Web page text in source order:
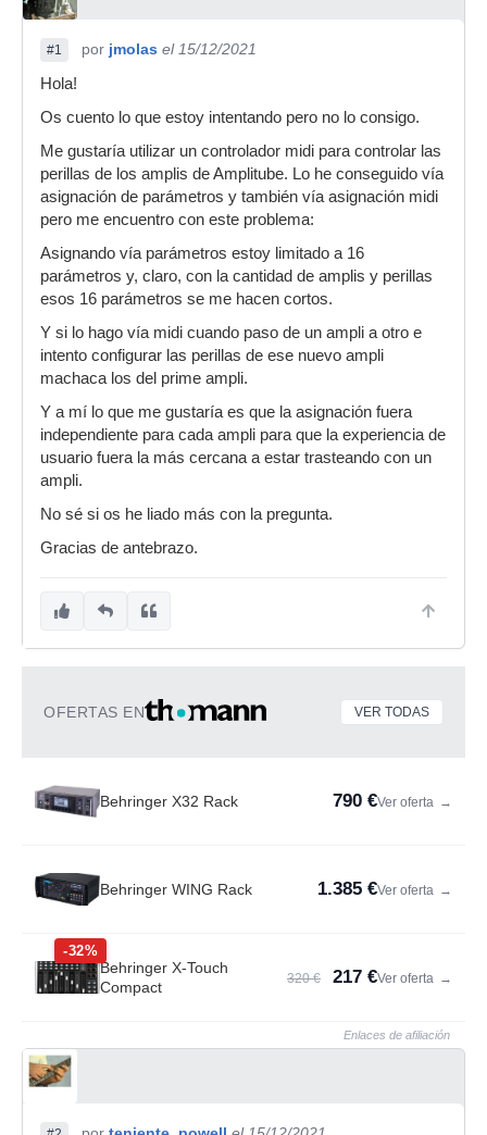
#1 por jmolas el 15/12/2021
Hola!
Os cuento lo que estoy intentando pero no lo consigo.
Me gustaría utilizar un controlador midi para controlar las
perillas de los amplis de Amplitube. Lo he conseguido vía
asignación de parámetros y también vía asignación midi
pero me encuentro con este problema:
Asignando vía parámetros estoy limitado a 16
parámetros y, claro, con la cantidad de amplis y perillas
esos 16 parámetros se me hacen cortos.
Y si lo hago vía midi cuando paso de un ampli a otro e
intento configurar las perillas de ese nuevo ampli
machaca los del prime ampli.
Y a mí lo que me gustaría es que la asignación fuera
independiente para cada ampli para que la experiencia de
usuario fuera la más cercana a estar trasteando con un
ampli.
No sé si os he liado más con la pregunta.
Gracias de antebrazo.
OFERTAS EN VER TODAS
Behringer X32 Rack 790 €Ver oferta →
Behringer WING Rack 1.385 €Ver oferta →
-32%
Behringer X-Touch
Compact
320 € 217 €Ver oferta →
Enlaces de afiliación